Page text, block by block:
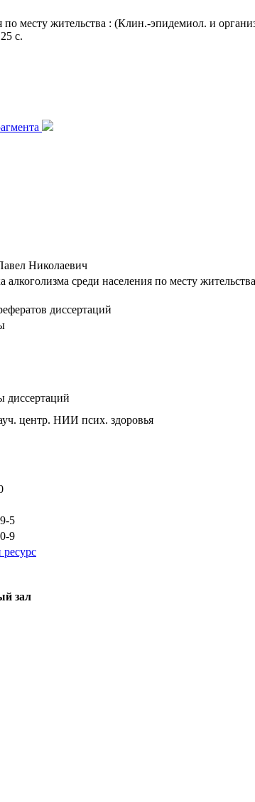
по месту жительства : (Клин.-эпидемиол. и
с.
Николаевич
алкоголизма среди населения по месту
диссертаций
диссертаций
центр. НИИ псих. здоровья
5
9
зал